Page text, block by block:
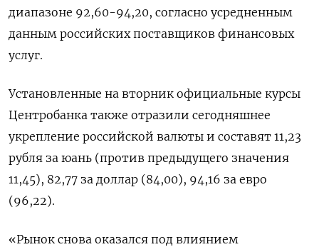
диапазоне 92,60-94,20, согласно усредненным
данным российских поставщиков финансовых
услуг.
Установленные на вторник официальные курсы
Центробанка также отразили сегодняшнее
укрепление российской валюты и составят 11,23
рубля за юань (против предыдущего значения
11,45), 82,77 за доллар (84,00), 94,16 за евро
(96,22).
«Рынок снова оказался под влиянием